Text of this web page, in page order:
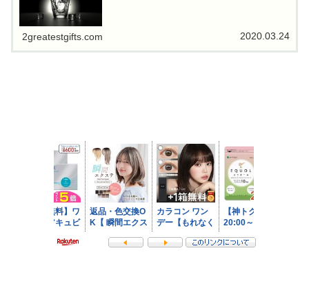
2greatestgifts.com 2020.03.24